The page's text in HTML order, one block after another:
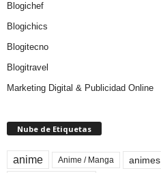
Blogichef
Blogichics
Blogitecno
Blogitravel
Marketing Digital & Publicidad Online
Nube de Etiquetas
anime Anime / Manga animes